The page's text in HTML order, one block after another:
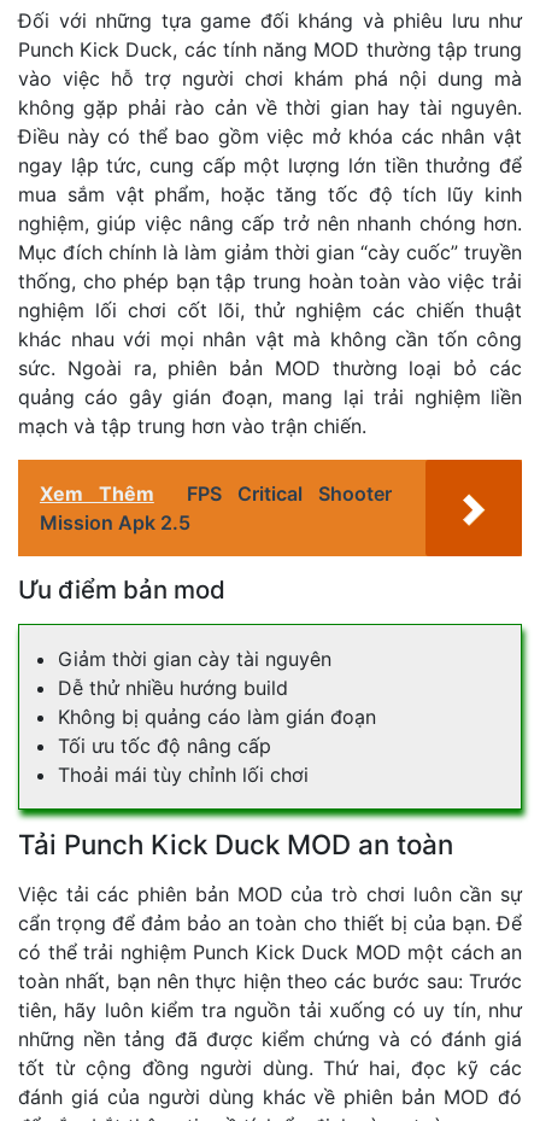
Đối với những tựa game đối kháng và phiêu lưu như
Punch Kick Duck, các tính năng MOD thường tập trung
vào việc hỗ trợ người chơi khám phá nội dung mà
không gặp phải rào cản về thời gian hay tài nguyên.
Điều này có thể bao gồm việc mở khóa các nhân vật
ngay lập tức, cung cấp một lượng lớn tiền thưởng để
mua sắm vật phẩm, hoặc tăng tốc độ tích lũy kinh
nghiệm, giúp việc nâng cấp trở nên nhanh chóng hơn.
Mục đích chính là làm giảm thời gian “cày cuốc” truyền
thống, cho phép bạn tập trung hoàn toàn vào việc trải
nghiệm lối chơi cốt lõi, thử nghiệm các chiến thuật
khác nhau với mọi nhân vật mà không cần tốn công
sức. Ngoài ra, phiên bản MOD thường loại bỏ các
quảng cáo gây gián đoạn, mang lại trải nghiệm liền
mạch và tập trung hơn vào trận chiến.
Xem Thêm
FPS Critical Shooter
Mission Apk 2.5
Ưu điểm bản mod
Giảm thời gian cày tài nguyên
Dễ thử nhiều hướng build
Không bị quảng cáo làm gián đoạn
Tối ưu tốc độ nâng cấp
Thoải mái tùy chỉnh lối chơi
Tải Punch Kick Duck MOD an toàn
Việc tải các phiên bản MOD của trò chơi luôn cần sự
cẩn trọng để đảm bảo an toàn cho thiết bị của bạn. Để
có thể trải nghiệm Punch Kick Duck MOD một cách an
toàn nhất, bạn nên thực hiện theo các bước sau: Trước
tiên, hãy luôn kiểm tra nguồn tải xuống có uy tín, như
những nền tảng đã được kiểm chứng và có đánh giá
tốt từ cộng đồng người dùng. Thứ hai, đọc kỹ các
đánh giá của người dùng khác về phiên bản MOD đó